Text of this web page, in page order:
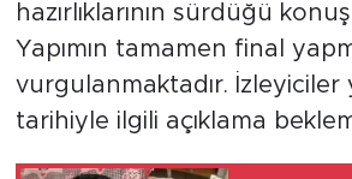
hazırlıklarının sürdüğü
Yapımın tamamen final
vurgulanmaktadır. İzleyiciler
tarihiyle ilgili açıklama